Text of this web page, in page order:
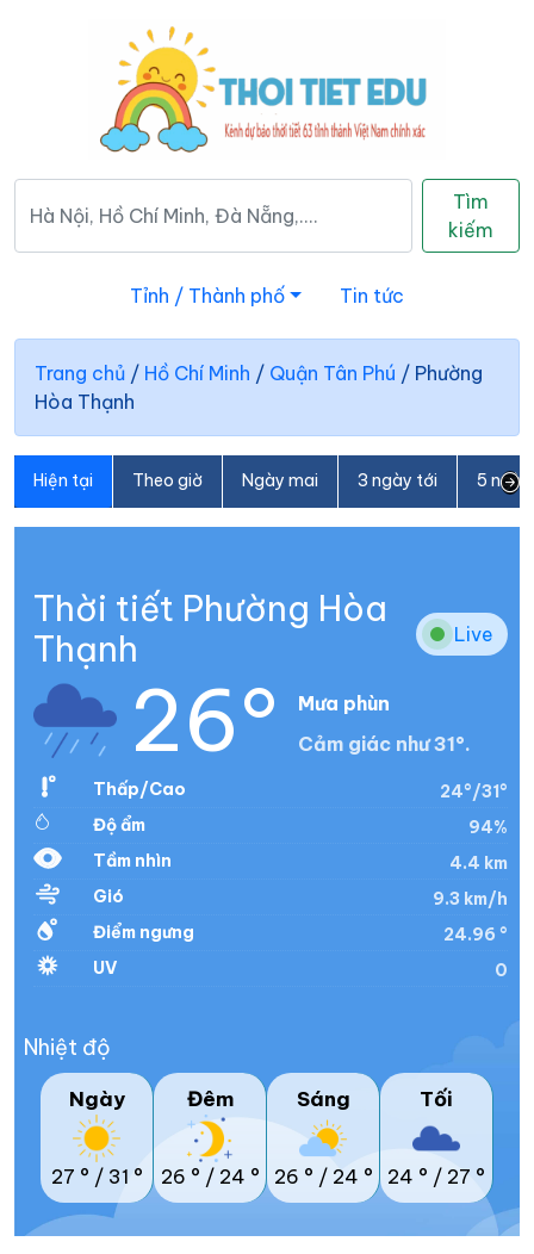
Tìm
kiếm
Tỉnh / Thành phố Tin tức
Trang chủ / Hồ Chí Minh / Quận Tân Phú / Phường
Hòa Thạnh
Hiện tại Theo giờ Ngày mai 3 ngày tới 5
Thời tiết Phường Hòa
Thạnh
Live
26°
Mưa phùn
Cảm giác như 31°.
Thấp/Cao
24°/31°
Độ ẩm
94%
Tầm nhìn
4.4 km
Gió
9.3 km/h
Điểm ngưng
24.96 °
UV
0
Nhiệt độ
Ngày
27 ° / 31 °
Đêm
26 ° / 24 °
Sáng
26 ° / 24 °
Tối
24 ° / 27 °